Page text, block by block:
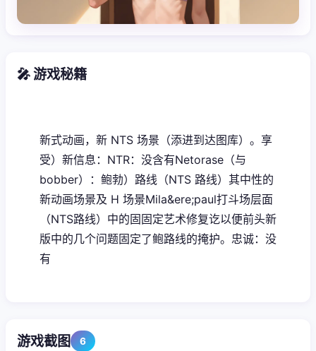
🎤 游戏秘籍
新式动画，新 NTS 场景（添进到达图库）。享
受）新信息：NTR：没含有Netorase（与
bobber）：鲍勃）路线（NTS 路线）其中性的
新动画场景及 H 场景Mila&ere;paul打斗场层面
（NTS路线）中的固固定艺术修复讫以便前头新
版中的几个问题固定了鲍路线的掩护。忠诚：没
有
游戏截图 6